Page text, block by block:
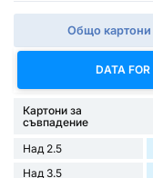
Общо картони
DATA
Картони за
съвпадение
Над 2.5
Над 3.5